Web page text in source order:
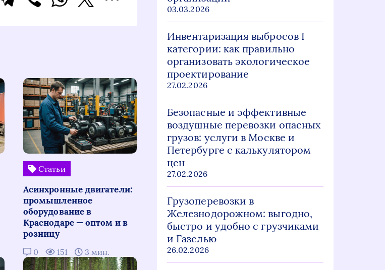
Статьи
Асинхронные двигатели:
промышленное
оборудование в
Краснодаре — оптом и в
розницу
0 151 3 мин.
03.03.2026
Инвентаризация выбросов I
категории: как правильно
организовать экологическое
проектирование
27.02.2026
Безопасные и эффективные
воздушные перевозки опасных
грузов: услуги в Москве и
Петербурге с калькулятором
цен
27.02.2026
Грузоперевозки в
Железнодорожном: выгодно,
быстро и удобно с грузчиками
и Газелью
26.02.2026